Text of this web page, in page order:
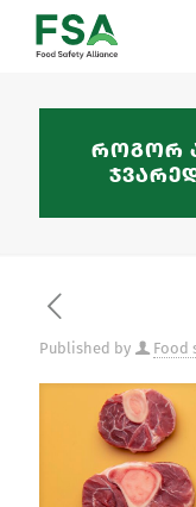
როგორ
Published by Food